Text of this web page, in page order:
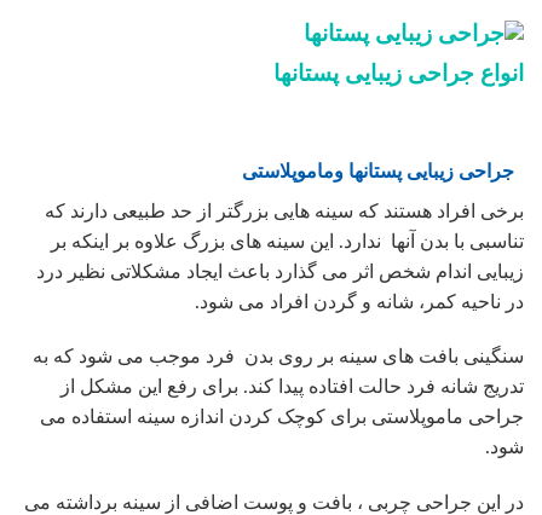
انواع جراحی زیبایی پستانها
جراحی زیبایی پستانها وماموپلاستی
برخی افراد هستند که سینه هایی بزرگتر از حد طبیعی دارند که
تناسبی با بدن آنها ندارد. این سینه های بزرگ علاوه بر اینکه بر
زیبایی اندام شخص اثر می گذارد باعث ایجاد مشکلاتی نظیر درد
در ناحیه کمر، شانه و گردن افراد می شود.
سنگینی بافت های سینه بر روی بدن فرد موجب می شود که به
تدریج شانه فرد حالت افتاده پیدا کند. برای رفع این مشکل از
جراحی ماموپلاستی برای کوچک کردن اندازه سینه استفاده می
شود.
در این جراحی چربی ، بافت و پوست اضافی از سینه برداشته می